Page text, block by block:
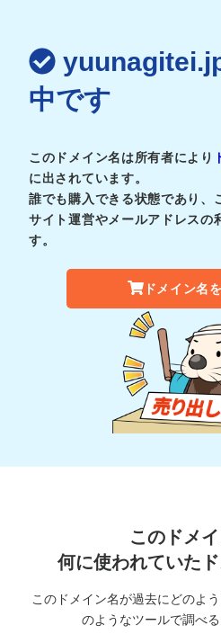
中です
このドメイン名は所有者により
に出されています。
誰でも購入できる状態であり、
サイト運営やメールアドレスの
す。
ドメイン名
このドメ
何に使われていた
このドメイン名が過去にどのよ
のようなツールで調べる